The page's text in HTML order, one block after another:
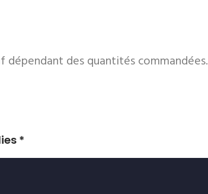
des quantités commandées.
*